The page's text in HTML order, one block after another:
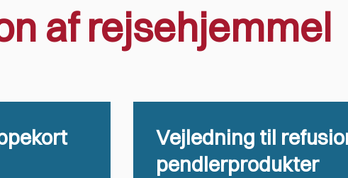
af rejsehjemmel
Vejledning til
pendlerprodukter